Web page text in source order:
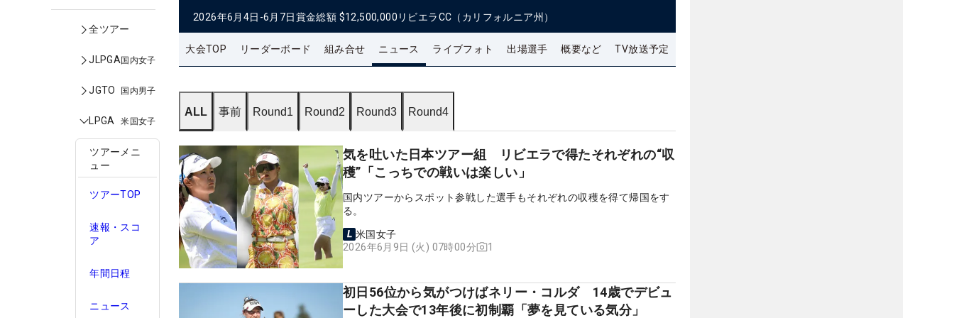
全ツアー
JLPGA国内女子
JGTO 国内男子
LPGA 米国女子
ツアーメニ
ュー
ツアーTOP
速報・スコ
ア
年間日程
ニュース
2026年6月4日-6月7日賞金総額 $12,500,000 リビエラCC（カリフォルニア州）
大会TOP リーダーボード 組み合せ ニュース ライブフォト 出場選手 概要など TV放送予定
ALL 事前 Round1 Round2 Round3 Round4
気を吐いた日本ツアー組 リビエラで得たそれぞれの“収
穫”「こっちでの戦いは楽しい」
国内ツアーからスポット参戦した選手もそれぞれの収穫を得て帰国をす
る。
米国女子
2026年6月9日 (火) 07時00分
1
初日56位から気がつけばネリー・コルダ 14歳でデビュ
ーした大会で13年後に初制覇「夢を見ている気分」